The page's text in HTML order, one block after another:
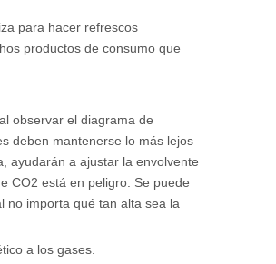
para hacer refrescos
productos de consumo que
observar el diagrama de
deben mantenerse lo más lejos
ayudarán a ajustar la envolvente
CO2 está en peligro. Se puede
no importa qué tan alta sea la
a los gases.